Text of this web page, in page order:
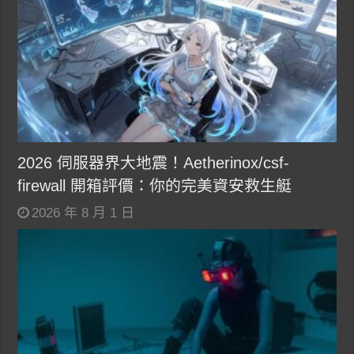
2026 伺服器界大地震！Aetherinox/csf-
firewall 開箱評價：你的完美資安救生艇
2026 年 8 月 1 日